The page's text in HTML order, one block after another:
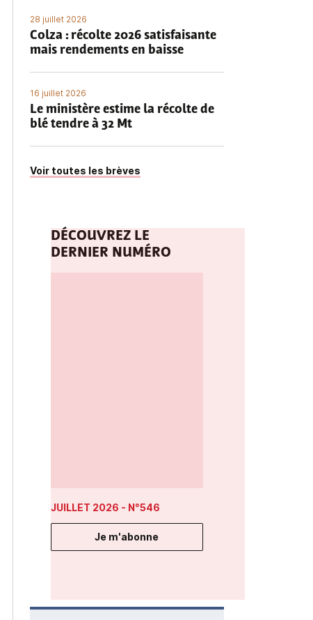
28 juillet 2026
Colza : récolte 2026 satisfaisante
mais rendements en baisse
16 juillet 2026
Le ministère estime la récolte de
blé tendre à 32 Mt
Voir toutes les brèves
DÉCOUVREZ LE
DERNIER NUMÉRO
JUILLET 2026 - N°546
Je m'abonne